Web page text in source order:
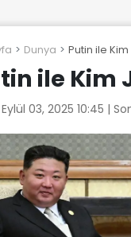
Dunya Putin ile
ile
Eylül 03, 2025 10:45 |